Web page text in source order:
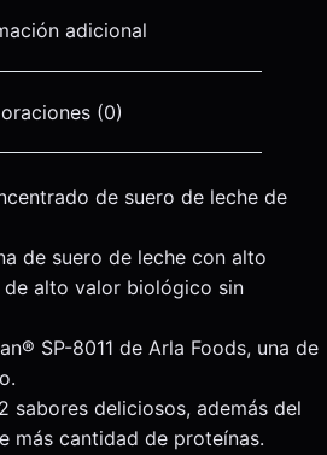
adicional
(0)
de suero de leche de
de suero de leche con alto
alto valor biológico sin
SP-8011 de Arla Foods, una de
sabores deliciosos, además del
más cantidad de proteínas.